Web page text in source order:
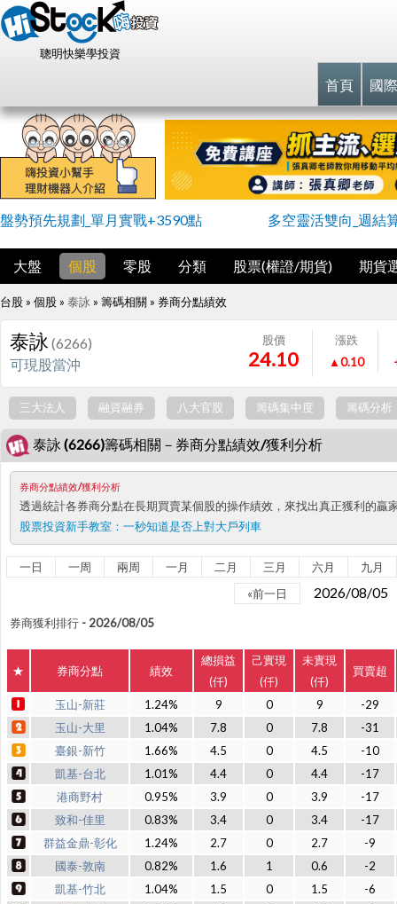
聰明快樂學投資
首頁 國
盤勢預先規劃_單月實戰+3590點 多空靈活雙向_週結
大盤 個股 零股 分類 股票(權證/期貨) 期貨
台股 » 個股 » 泰詠 » 籌碼相關 » 券商分點績效
泰詠 (6266)
可現股當沖
股價
24.10
漲跌
▲0.10
三大法人 融資融券 八大官股 籌碼集中度 籌碼分析
泰詠 (6266)籌碼相關－券商分點績效/獲利分析
券商分點績效/獲利分析
透過統計各券商分點在長期買賣某個股的操作績效，來找出真正獲利的
股票投資新手教室： 一秒知道是否上對大戶列車
一日 一周 兩周 一月 二月 三月 六月
九月
«前一日
2026/08/
券商獲利排行 - 2026/08/05
★ 券商分點 績效
總損益
(仟)
己實現
(仟)
未實現
(仟)
買賣超
玉山-新莊 1.24% 9 0 9
-29
玉山-大里
1.04% 7.8 0 7.8
-31
臺銀-新竹
1.66% 4.5 0 4.5
-10
凱基-台北
1.01% 4.4 0 4.4
-17
港商野村
0.95% 3.9 0 3.9
-17
致和-佳里
0.83% 3.4 0 3.4
-17
群益金鼎-彰化
1.24% 2.7 0 2.7
-9
國泰-敦南
0.82% 1.6 1 0.6
-2
凱基-竹北
1.04% 1.5 0 1.5
-6